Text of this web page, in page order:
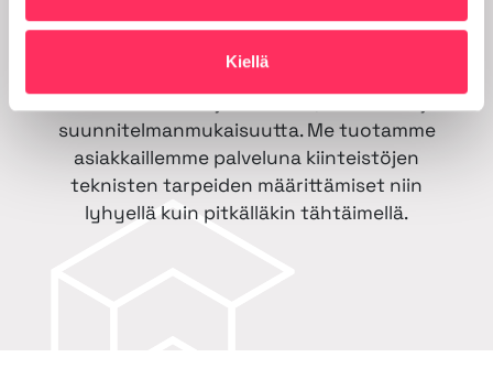
Kiellä
tulevaisuuteen varautuminen vaativat
ammattitaitoista johtamista, osaamista ja
suunnitelmanmukaisuutta. Me tuotamme
asiakkaillemme palveluna kiinteistöjen
teknisten tarpeiden määrittämiset niin
lyhyellä kuin pitkälläkin tähtäimellä.